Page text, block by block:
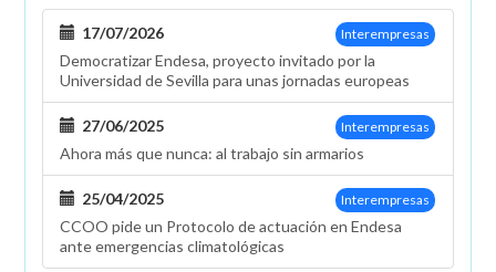
Interempresas
17/07/2026
Democratizar Endesa, proyecto invitado por la
Universidad de Sevilla para unas jornadas europeas
Interempresas
27/06/2025
Ahora más que nunca: al trabajo sin armarios
Interempresas
25/04/2025
CCOO pide un Protocolo de actuación en Endesa
ante emergencias climatológicas